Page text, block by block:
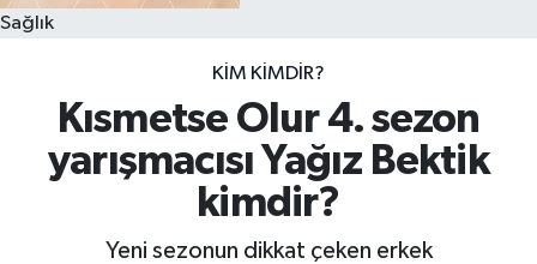
Sağlık
KIM KIMDIR?
Kısmetse Olur 4. sezon
yarışmacısı Yağız Bektik
kimdir?
Yeni sezonun dikkat çeken erkek